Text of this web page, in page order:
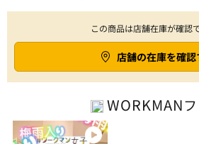
この商品は店舗在庫が確認
店舗の在庫を確認
WORKMAN